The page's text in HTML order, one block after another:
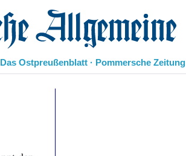
Ostpreußenblatt · Pommersche Zeitung